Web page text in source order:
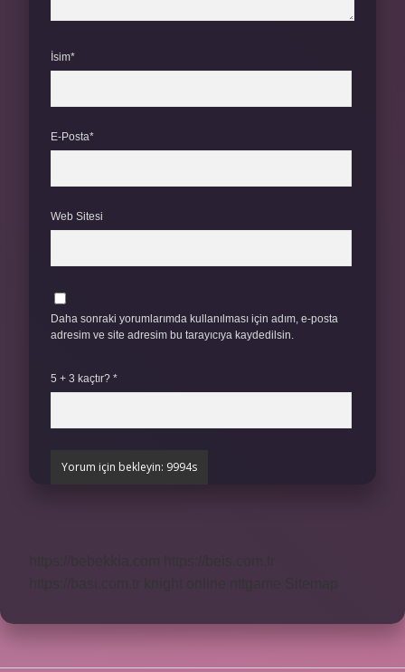
İsim*
E-Posta*
Web Sitesi
Daha sonraki yorumlarımda kullanılması için adım, e-posta
adresim ve site adresim bu tarayıcıya kaydedilsin.
5 + 3 kaçtır? *